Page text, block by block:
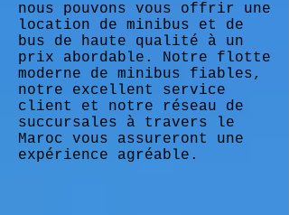
nous pouvons vous offrir une
location de minibus et de
bus de haute qualité à un
prix abordable. Notre flotte
moderne de minibus fiables,
notre excellent service
client et notre réseau de
succursales à travers le
Maroc vous assureront une
expérience agréable.